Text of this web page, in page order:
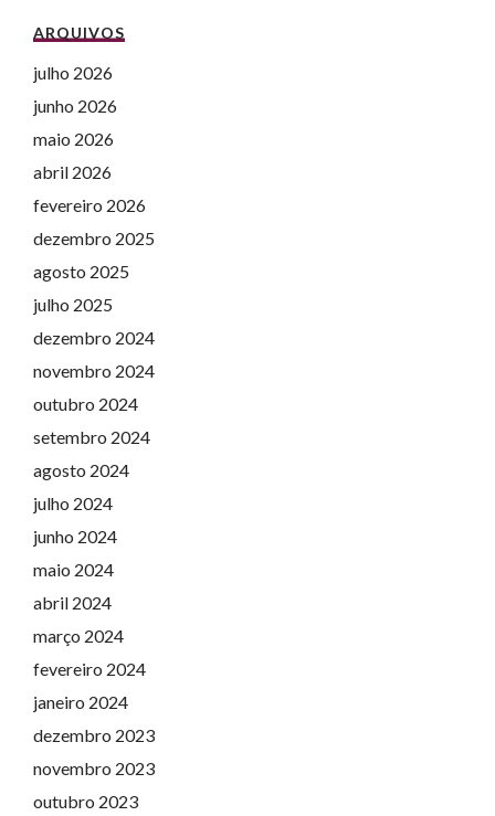
ARQUIVOS
julho 2026
junho 2026
maio 2026
abril 2026
fevereiro 2026
dezembro 2025
agosto 2025
julho 2025
dezembro 2024
novembro 2024
outubro 2024
setembro 2024
agosto 2024
julho 2024
junho 2024
maio 2024
abril 2024
março 2024
fevereiro 2024
janeiro 2024
dezembro 2023
novembro 2023
outubro 2023